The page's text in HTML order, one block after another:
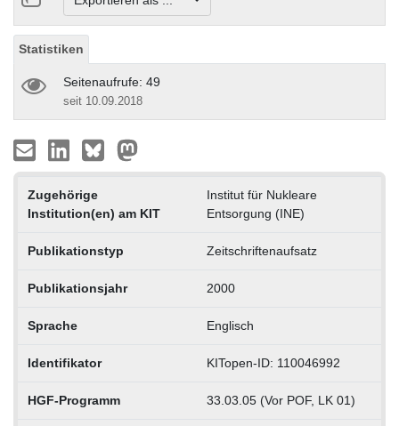
Statistiken
Seitenaufrufe: 49
seit 10.09.2018
Zugehörige
Institution(en) am KIT
Institut für Nukleare
Entsorgung (INE)
Publikationstyp Zeitschriftenaufsatz
Publikationsjahr 2000
Sprache Englisch
Identifikator KITopen-ID: 110046992
HGF-Programm 33.03.05 (Vor POF, LK 01)